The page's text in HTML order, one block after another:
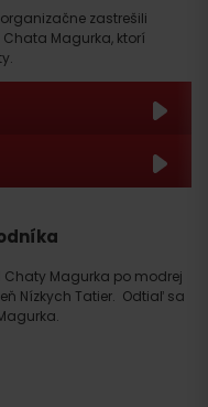
zastrešili
Chata Magurka, ktorí
Magurka po modrej
Nízkych Tatier. Odtiaľ sa